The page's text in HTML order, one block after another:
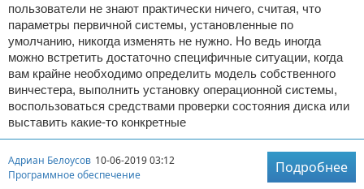
пользователи не знают практически ничего, считая, что
параметры первичной системы, установленные по
умолчанию, никогда изменять не нужно. Но ведь иногда
можно встретить достаточно специфичные ситуации, когда
вам крайне необходимо определить модель собственного
винчестера, выполнить установку операционной системы,
воспользоваться средствами проверки состояния диска или
выставить какие-то конкретные
Адриан Белоусов 10-06-2019 03:12
Программное обеспечение
Подробнее